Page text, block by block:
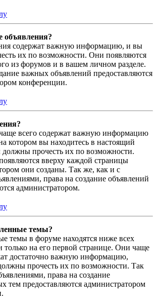
объявления?
содержат важную информацию, и вы
их по возможности. Они появляются
из форумов и в вашем личном разделе.
важных объявлений предоставляются
конференции.
всего содержат важную информацию
котором вы находитесь в настоящий
прочесть их по возможности.
вверху каждой страницы
они созданы. Так же, как и с
права на создание объявлений
администратором.
темы?
темы в форуме находятся ниже всех
только на его первой странице. Они чаще
достаточно важную информацию,
прочесть их по возможности. Так
права на создание
тем предоставляются администратором